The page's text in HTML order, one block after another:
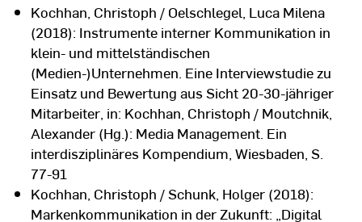
Kochhan, Christoph / Oelschlegel, Luca Milena
(2018): Instrumente interner Kommunikation in
klein- und mittelständischen
(Medien-)Unternehmen. Eine Interviewstudie zu
Einsatz und Bewertung aus Sicht 20-30-jähriger
Mitarbeiter, in: Kochhan, Christoph / Moutchnik,
Alexander (Hg.): Media Management. Ein
interdisziplinäres Kompendium, Wiesbaden, S.
77-91
Kochhan, Christoph / Schunk, Holger (2018):
Markenkommunikation in der Zukunft: „Digital